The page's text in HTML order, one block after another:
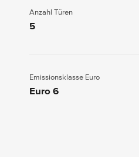
Anzahl Türen
5
Emissionsklasse Euro
Euro 6